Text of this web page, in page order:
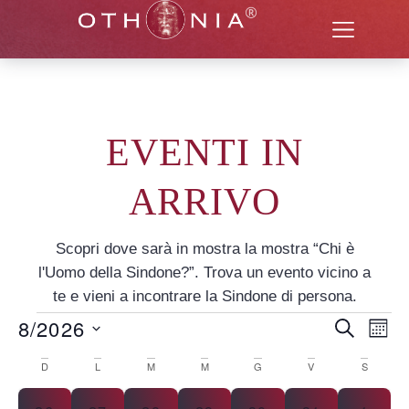
EVENTI IN
ARRIVO
Scopri dove sarà in mostra la mostra “Chi è
l'Uomo della Sindone?”. Trova un evento vicino a
te e vieni a incontrare la Sindone di persona.
CERCA
8/2026
Calendario
D L M M G V S